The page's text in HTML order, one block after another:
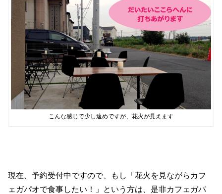
こんな感じで少し遠めですが、花火が見えます
現在、予約受付中ですので、もし「花火を見ながらカフ
ェガパオで食事したい！」という方は、是非カフェガパ